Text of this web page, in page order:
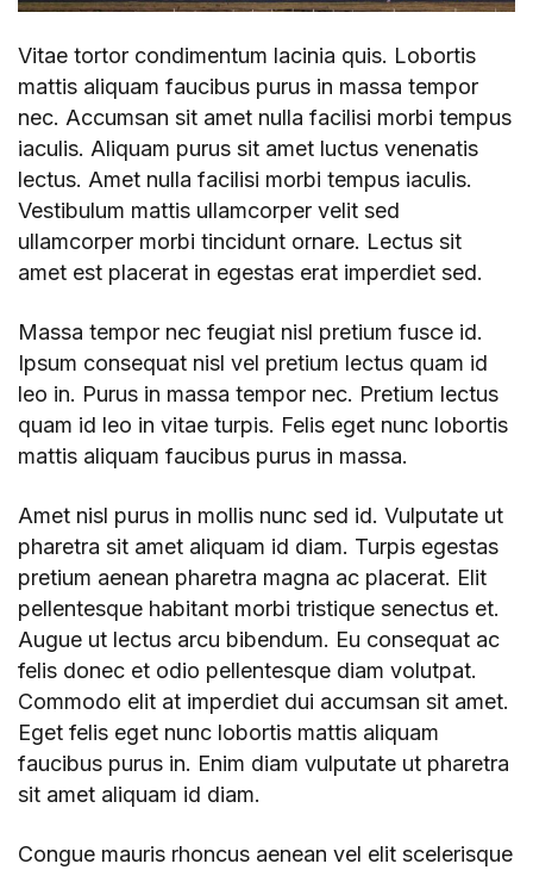
Vitae tortor condimentum lacinia quis. Lobortis
mattis aliquam faucibus purus in massa tempor
nec. Accumsan sit amet nulla facilisi morbi tempus
iaculis. Aliquam purus sit amet luctus venenatis
lectus. Amet nulla facilisi morbi tempus iaculis.
Vestibulum mattis ullamcorper velit sed
ullamcorper morbi tincidunt ornare. Lectus sit
amet est placerat in egestas erat imperdiet sed.
Massa tempor nec feugiat nisl pretium fusce id.
Ipsum consequat nisl vel pretium lectus quam id
leo in. Purus in massa tempor nec. Pretium lectus
quam id leo in vitae turpis. Felis eget nunc lobortis
mattis aliquam faucibus purus in massa.
Amet nisl purus in mollis nunc sed id. Vulputate ut
pharetra sit amet aliquam id diam. Turpis egestas
pretium aenean pharetra magna ac placerat. Elit
pellentesque habitant morbi tristique senectus et.
Augue ut lectus arcu bibendum. Eu consequat ac
felis donec et odio pellentesque diam volutpat.
Commodo elit at imperdiet dui accumsan sit amet.
Eget felis eget nunc lobortis mattis aliquam
faucibus purus in. Enim diam vulputate ut pharetra
sit amet aliquam id diam.
Congue mauris rhoncus aenean vel elit scelerisque